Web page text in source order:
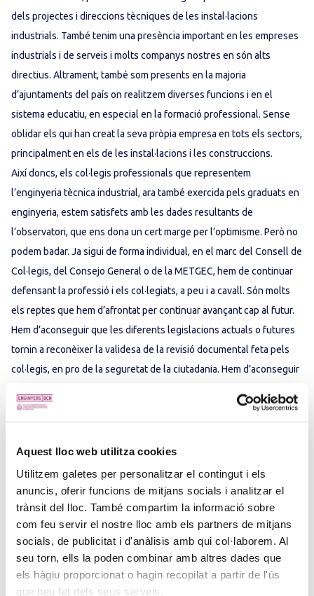
Aquest lloc web utilitza cookies
Utilitzem galetes per personalitzar el contingut i els
anuncis, oferir funcions de mitjans socials i analitzar el
trànsit del lloc. També compartim la informació sobre
com feu servir el nostre lloc amb els partners de mitjans
socials, de publicitat i d'anàlisis amb qui col·laborem. Al
seu torn, ells la poden combinar amb altres dades que
els hàgiu proporcionat o hagin recopilat a partir de l'ús
que heu fet dels seus serveis.
dels projectes i direccions tècniques de les instal·lacions
industrials. També tenim una presència important en les empreses
industrials i de serveis i molts companys nostres en són alts
directius. Altrament, també som presents en la majoria
d’ajuntaments del país on realitzem diverses funcions i en el
sistema educatiu, en especial en la formació professional. Sense
oblidar els qui han creat la seva pròpia empresa en tots els sectors,
principalment en els de les instal·lacions i les construccions.
Així doncs, els col·legis professionals que representem
l’enginyeria tècnica industrial, ara també exercida pels graduats en
enginyeria, estem satisfets amb les dades resultants de
l’observatori, que ens dona un cert marge per l’optimisme. Però no
podem badar. Ja sigui de forma individual, en el marc del Consell de
Col·legis, del Consejo General o de la METGEC, hem de continuar
defensant la professió i els col·legiats, a peu i a cavall. Són molts
els reptes que hem d’afrontat per continuar avançant cap al futur.
Hem d’aconseguir que les diferents legislacions actuals o futures
tornin a reconèixer la validesa de la revisió documental feta pels
col·legis, en pro de la seguretat de la ciutadania. Hem d’aconseguir
col·legiació com a garantia de professionalitat, actualització de
els dos nivells d’enginyeria impropis del segle XXI, que només fan
societat; i hem d’aconseguir la fusió del col·legis d’enginyeria en un
de sol per ser un lobby professional potent; entre més coses.
Acabem d’encetar un nou any el qual, malgrat les incerteses
econòmiques, pot ser important per anar-nos acostant als
objectius esmentats. Hem de reconèixer que són ambiciosos i que